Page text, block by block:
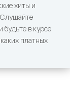
хиты и
будьте в курсе
платных